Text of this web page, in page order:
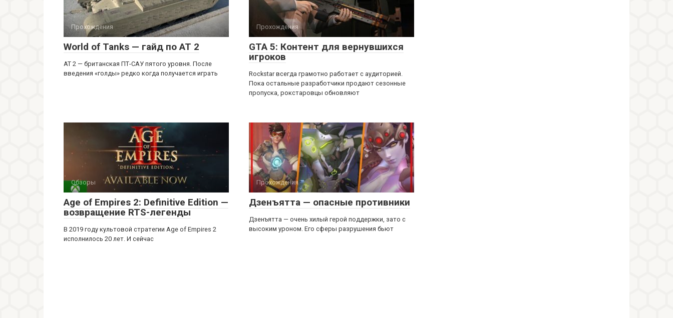
Прохождения
World of Tanks — гайд по AT 2
АТ 2 — британская ПТ-САУ пятого уровня. После
введения «голды» редко когда получается играть
Прохождения
GTA 5: Контент для вернувшихся
игроков
Rockstar всегда грамотно работает с аудиторией.
Пока остальные разработчики продают сезонные
пропуска, рокстаровцы обновляют
Обзоры
Age of Empires 2: Definitive Edition —
возвращение RTS-легенды
В 2019 году культовой стратегии Age of Empires 2
исполнилось 20 лет. И сейчас
Прохождения
Дзенъятта — опасные противники
Дзенъятта — очень хилый герой поддержки, зато с
высоким уроном. Его сферы разрушения бьют